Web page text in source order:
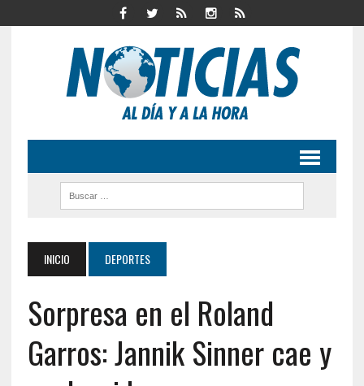
INICIO DEPORTES
Sorpresa en el Roland
Garros: Jannik Sinner cae y